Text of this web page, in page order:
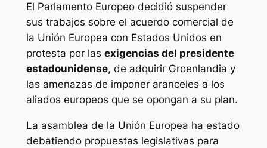
El Parlamento Europeo decidió suspender
sus trabajos sobre el acuerdo comercial de
la Unión Europea con Estados Unidos en
protesta por las exigencias del presidente
estadounidense, de adquirir Groenlandia y
las amenazas de imponer aranceles a los
aliados europeos que se opongan a su plan.
La asamblea de la Unión Europea ha estado
debatiendo propuestas legislativas para